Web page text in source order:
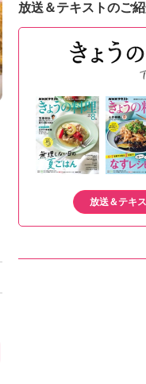
放送＆テキストのご
放送＆テキ